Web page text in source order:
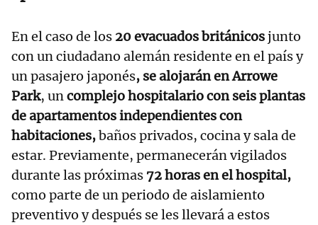
En el caso de los 20 evacuados británicosjunto
con un ciudadano alemán residente en el país y
un pasajero japonés, se alojarán en Arrowe
Park, uncomplejo hospitalario con seis plantas
de apartamentos independientes con
habitaciones,baños privados, cocina y sala de
estar. Previamente, permanecerán vigilados
durante las próximas 72 horas en el hospital,
como parte de un periodo de aislamiento
preventivo y después se les llevará a estos